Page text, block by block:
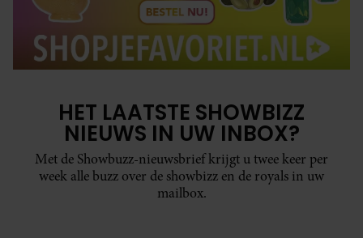
HET LAATSTE SHOWBIZZ
NIEUWS IN UW INBOX?
Met de Showbuzz-nieuwsbrief krijgt u twee keer per
week alle buzz over de showbizz en de royals in uw
mailbox.